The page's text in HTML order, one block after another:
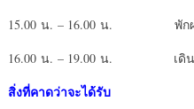
15.00 น. – 16.00 น. พักผ่
16.00 น. – 19.00 น. เดินท
สิ่งที่คาดว่าจะได้รับ